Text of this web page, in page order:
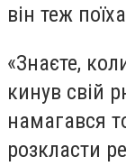
він теж
«Знаєте,
кинув свій
намагався
розкласти